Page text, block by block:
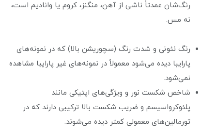
رنگ‌شان عمدتاً ناشی از آهن، منگنز، کروم یا وانادیم است،
نه مس.
رنگ نئونی و شدت رنگ (سچوریشن بالا) که در نمونه‌های
پارایبا دیده می‌شود معمولاً در نمونه‌های غیر پارایبا مشاهده
نمی‌شود.
شاخص شکست نور و ویژگی‌های اپتیکی مانند
پلئوکرواسیسم و ضریب شکست بالا ترکیبی دارند که در
تورمالین‌های معمولی کمتر دیده می‌شوند.